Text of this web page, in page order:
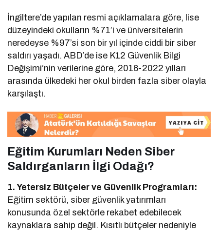
İngiltere’de yapılan resmi açıklamalara göre, lise
düzeyindeki okulların %71’i ve üniversitelerin
neredeyse %97’si son bir yıl içinde ciddi bir siber
saldırı yaşadı. ABD’de ise K12 Güvenlik Bilgi
Değişimi’nin verilerine göre, 2016-2022 yılları
arasında ülkedeki her okul birden fazla siber olayla
karşılaştı.
Eğitim Kurumları Neden Siber
Saldırganların İlgi Odağı?
1. Yetersiz Bütçeler ve Güvenlik Programları:
Eğitim sektörü, siber güvenlik yatırımları
konusunda özel sektörle rekabet edebilecek
kaynaklara sahip değil. Kısıtlı bütçeler nedeniyle